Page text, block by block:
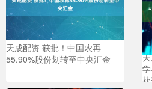
天成配资 获批！中国农再
55.90%股份划转至中央汇金